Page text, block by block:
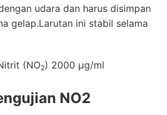
udara dan harus disimpan
gelap.Larutan ini stabil selama
(NO2) 2000 μg/ml
NO2